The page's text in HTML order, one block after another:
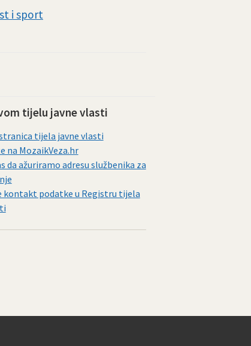
i sport
tijelu javne vlasti
tijela javne vlasti
na MozaikVeza.hr
da ažuriramo adresu službenika za
kontakt podatke u Registru tijela